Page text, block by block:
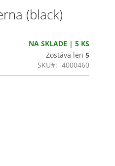
(black)
NA SKLADE | 5 KS
Zostáva len 5
SKU
4000460